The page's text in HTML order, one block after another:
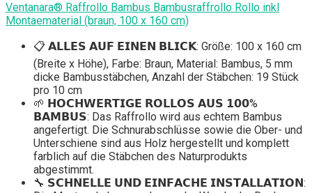
Ventanara® Raffrollo Bambus Bambusraffrollo Rollo inkl
Montaematerial (braun, 100 x 160 cm)
📋 𝗔𝗟𝗟𝗘𝗦 𝗔𝗨𝗙 𝗘𝗜𝗡𝗘𝗡 𝗕𝗟𝗜𝗖𝗞: Größe: 100 x 160 cm
(Breite x Höhe), Farbe: Braun, Material: Bambus, 5 mm
dicke Bambusstäbchen, Anzahl der Stäbchen: 19 Stück
pro 10 cm
🌱 𝗛𝗢𝗖𝗛𝗪𝗘𝗥𝗧𝗜𝗚𝗘 𝗥𝗢𝗟𝗟𝗢𝗦 𝗔𝗨𝗦 𝟭𝟬𝟬%
𝗕𝗔𝗠𝗕𝗨𝗦: Das Raffrollo wird aus echtem Bambus
angefertigt. Die Schnurabschlüsse sowie die Ober- und
Unterschiene sind aus Holz hergestellt und komplett
farblich auf die Stäbchen des Naturprodukts
abgestimmt.
🔧 𝗦𝗖𝗛𝗡𝗘𝗟𝗟𝗘 𝗨𝗡𝗗 𝗘𝗜𝗡𝗙𝗔𝗖𝗛𝗘 𝗜𝗡𝗦𝗧𝗔𝗟𝗟𝗔𝗧𝗜𝗢𝗡: